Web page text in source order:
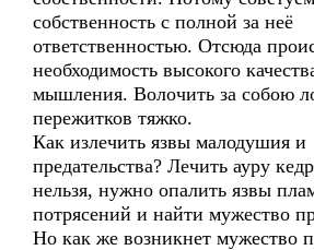
собственность с полной за неё
ответственностью. Отсюда
необходимость высокого
мышления. Волочить за собою
пережитков тяжко.
Как излечить язвы малодушия и
предательства? Лечить ауру
нельзя, нужно опалить язвы
потрясений и найти мужество
Но как же возникнет мужество